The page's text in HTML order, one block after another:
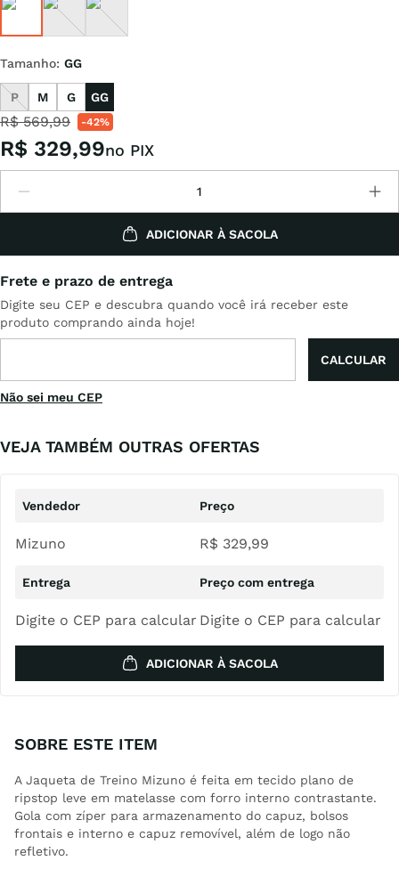
Tamanho: GG
P M G GG
R$ 569,99 -42%
R$ 329,99no PIX
ADICIONAR À SACOLA
Não sei meu CEP
VEJA TAMBÉM OUTRAS OFERTAS
Mizuno R$ 329,99
Digite o CEP para calcular Digite o CEP para calcular
ADICIONAR À SACOLA
SOBRE ESTE ITEM
A Jaqueta de Treino Mizuno é feita em tecido plano de
ripstop leve em matelasse com forro interno contrastante.
Gola com zíper para armazenamento do capuz, bolsos
frontais e interno e capuz removível, além de logo não
refletivo.